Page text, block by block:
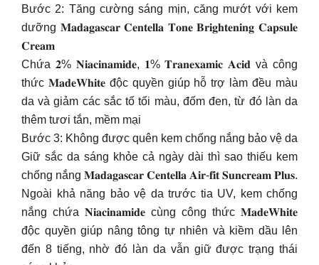
Bước 2: Tăng cường sáng mịn, căng mướt với kem
dưỡng 𝐌𝐚𝐝𝐚𝐠𝐚𝐬𝐜𝐚𝐫 𝐂𝐞𝐧𝐭𝐞𝐥𝐥𝐚 𝐓𝐨𝐧𝐞 𝐁𝐫𝐢𝐠𝐡𝐭𝐞𝐧𝐢𝐧𝐠 𝐂𝐚𝐩𝐬𝐮𝐥𝐞
𝐂𝐫𝐞𝐚𝐦
Chứa 𝟐% 𝐍𝐢𝐚𝐜𝐢𝐧𝐚𝐦𝐢𝐝𝐞, 𝟏% 𝐓𝐫𝐚𝐧𝐞𝐱𝐚𝐦𝐢𝐜 𝐀𝐜𝐢𝐝 và công
thức 𝐌𝐚𝐝𝐞𝐖𝐡𝐢𝐭𝐞 độc quyền giúp hỗ trợ làm đều màu
da và giảm các sắc tố tối màu, đốm đen, từ đó làn da
thêm tươi tắn, mềm mại
Bước 3: Không được quên kem chống nắng bảo vệ da
Giữ sắc da sáng khỏe cả ngày dài thì sao thiếu kem
chống nắng 𝐌𝐚𝐝𝐚𝐠𝐚𝐬𝐜𝐚𝐫 𝐂𝐞𝐧𝐭𝐞𝐥𝐥𝐚 𝐀𝐢𝐫-𝐟𝐢𝐭 𝐒𝐮𝐧𝐜𝐫𝐞𝐚𝐦 𝐏𝐥𝐮𝐬.
Ngoài khả năng bảo vệ da trước tia UV, kem chống
nắng chứa 𝐍𝐢𝐚𝐜𝐢𝐧𝐚𝐦𝐢𝐝𝐞 cùng công thức 𝐌𝐚𝐝𝐞𝐖𝐡𝐢𝐭𝐞
độc quyền giúp nâng tông tự nhiên và kiềm dầu lên
đến 8 tiếng, nhờ đó làn da vẫn giữ được trạng thái